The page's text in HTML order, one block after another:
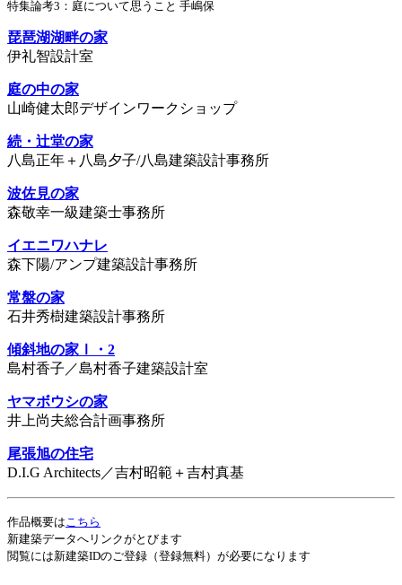
特集論考3：庭について思うこと 手嶋保
琵琶湖湖畔の家
伊礼智設計室
庭の中の家
山崎健太郎デザインワークショップ
続・辻堂の家
八島正年＋八島夕子/八島建築設計事務所
波佐見の家
森敬幸一級建築士事務所
イエニワハナレ
森下陽/アンプ建築設計事務所
常盤の家
石井秀樹建築設計事務所
傾斜地の家Ⅰ・2
島村香子／島村香子建築設計室
ヤマボウシの家
井上尚夫総合計画事務所
尾張旭の住宅
D.I.G Architects／吉村昭範＋吉村真基
作品概要はこちら
新建築データへリンクがとびます
閲覧には新建築IDのご登録（登録無料）が必要になります